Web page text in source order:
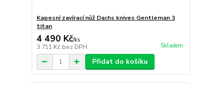
Kapesní zavírací nůž Dachs knives Gentleman 3
titan
4 490 Kč/ks
3 711 Kč bez DPH Skladem
Přidat do košíku